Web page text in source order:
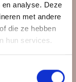
analyse. Deze
met andere
die ze hebben
hun services.